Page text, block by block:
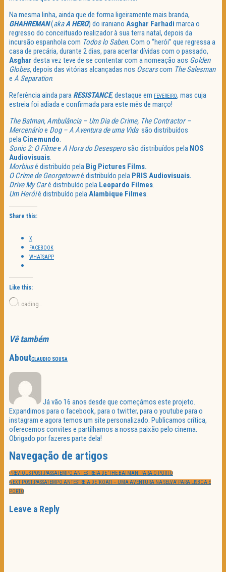
Na mesma linha, ainda que de forma ligeiramente mais branda,
GHAHREMAN(akaA HERO) do iraniano Asghar Farhadi marca o
regresso do conceituado realizador à sua terra natal, depois da
incursão espanhola com Todos lo Saben. Com o “herói” que regressa a
casa de precária, durante 2 dias, para acertar dívidas com o passado,
Asghar desta vez teve de se contentar com a nomeação aos Golden
Globes, depois das vitórias alcançadas nos Oscarscom The Salesman
e A Separation.
Referência ainda para RESISTANCE, destaque em FEVEREIRO, mas cuja
estreia foi adiada e confirmada para este mês de março!
The Batman, Ambulância – Um Dia de Crime, The Contractor –
Mercenárioe Dog – A Aventura de uma Vida são distribuídos
pela Cinemundo.
Sonic 2: O Filmee A Hora do Desesperosão distribuídos pela NOS
Audiovisuais.
Morbiusé distribuído pela Big Pictures Films.
O Crime de Georgetowné distribuído pela PRIS Audiovisuais.
Drive My Caré distribuído pela Leopardo Filmes.
Um Heróié distribuído pelaAlambique Filmes.
Share this:
X
FACEBOOK
WHATSAPP
Like this:
Loading…
Vê também
AboutCLAUDIO SOUSA
Já vão 16 anos desde que começámos este projeto.
Expandimos para o facebook, para o twitter, para o youtube para o
instagram e agora temos um site personalizado. Publicamos crítica,
oferecemos convites e partilhamos a nossa paixão pelo cinema.
Obrigado por fazeres parte dela!
Navegação de artigos
PREVIOUS POST:PASSATEMPO ANTESTREIA DE ‘THE BATMAN’ PARA O PORTO
NEXT POST:PASSATEMPO ANTESTREIA DE ‘KOATI – UMA AVENTURA NA SELVA’ PARA LISBOA E
PORTO
Leave a Reply